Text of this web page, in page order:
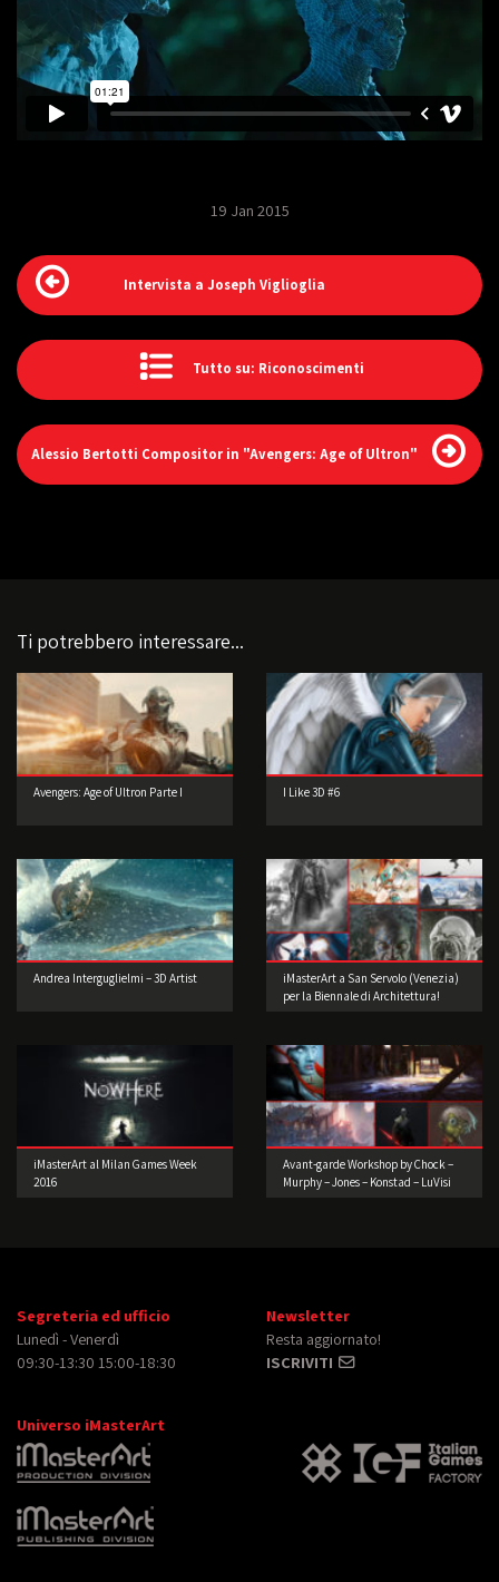
19 Jan 2015
Intervista a Joseph Viglioglia
Tutto su: Riconoscimenti
Alessio Bertotti Compositor in "Avengers: Age of Ultron"
Ti potrebbero interessare...
Avengers: Age of Ultron Parte I I Like 3D #6
Andrea Interguglielmi – 3D Artist
iMasterArt a San Servolo (Venezia)
per la Biennale di Architettura!
iMasterArt al Milan Games Week
2016
Avant-garde Workshop by Chock –
Murphy – Jones – Konstad – LuVisi
Segreteria ed ufficio
Lunedì - Venerdì
09:30-13:30 15:00-18:30
Newsletter
Resta aggiornato!
ISCRIVITI
Universo iMasterArt